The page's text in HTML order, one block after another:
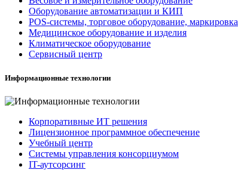
Оборудование автоматизации и КИП
POS-системы, торговое оборудование, маркировка
Медицинское оборудование и изделия
Климатическое оборудование
Сервисный центр
Информационные технологии
Корпоративные ИТ решения
Лицензионное программное обеспечение
Учебный центр
Системы управления консорциумом
IT-аутсорсинг